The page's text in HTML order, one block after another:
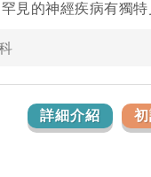
見的神經疾病有獨
詳細介紹